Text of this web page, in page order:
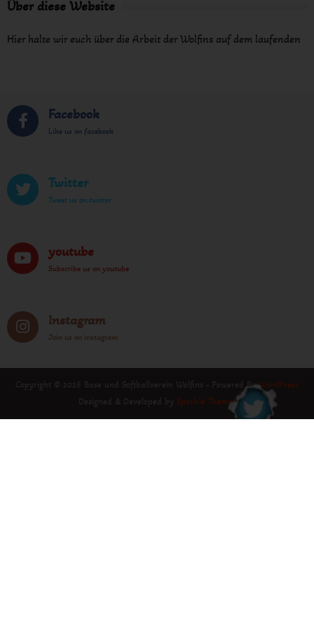
Über diese Website
Hier halte wir euch über die Arbeit der Wolfins auf dem laufenden
Facebook
Like us on facebook
Twitter
Tweet us on twitter
youtube
Subscribe us on youtube
Instagram
Join us on instagram
Copyright © 2026 Base und Softballverein Wolfins - Powered ByWordPress
Sparkle Themes